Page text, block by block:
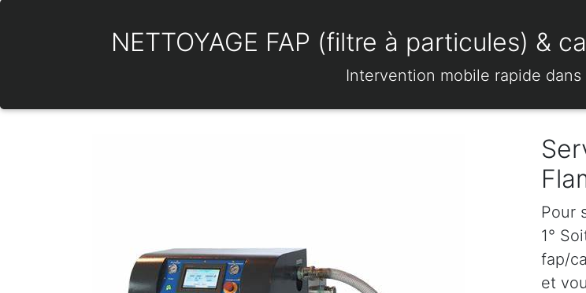
NETTOYAGE FAP (filtre à particules) &
Intervention mobile rapide
Pour
1°
fap/
et